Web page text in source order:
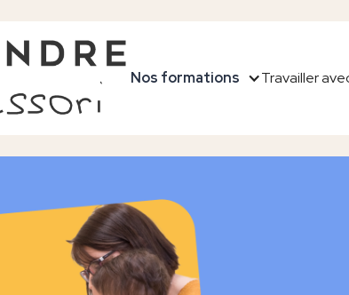
Nos formations Travailler